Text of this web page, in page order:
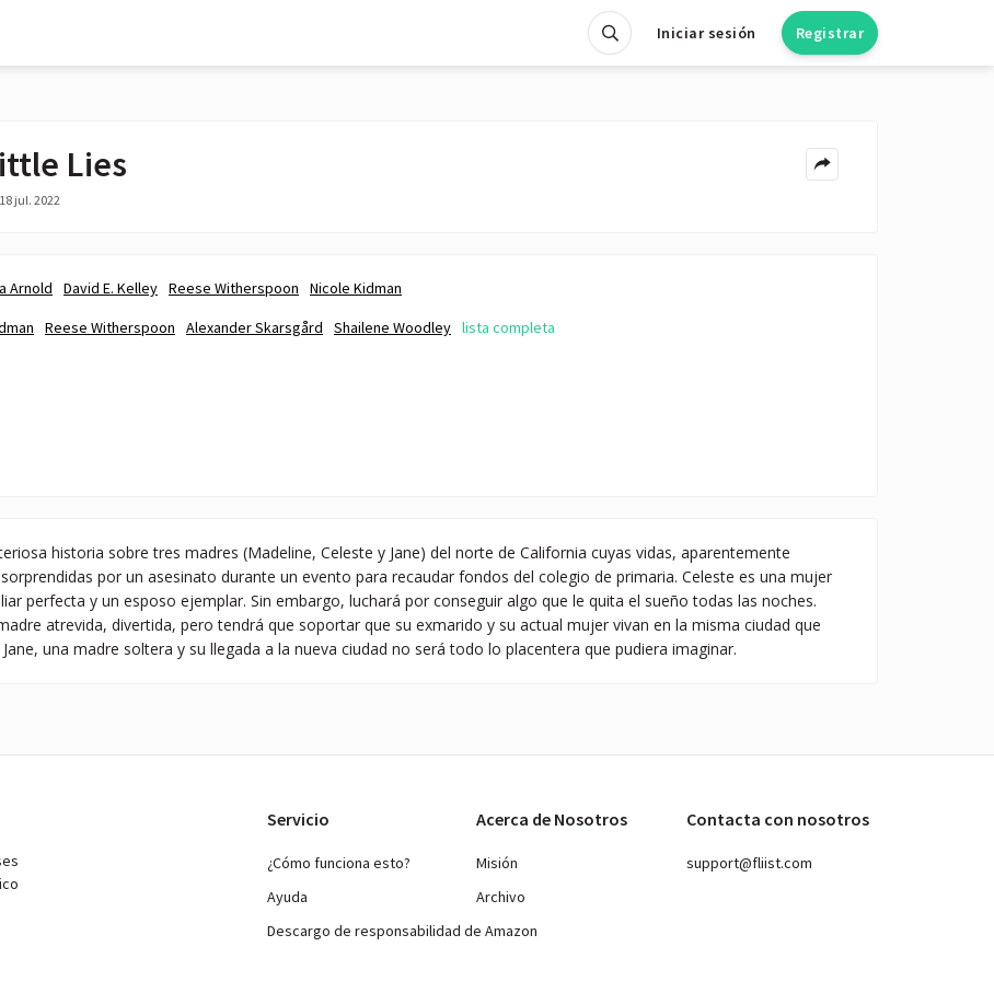
Iniciar sesión Registrar
Lies
jul. 2022
Arnold David E. Kelley Reese Witherspoon
Nicole Kidman
Reese Witherspoon Alexander Skarsgård Shailene Woodley lista completa
historia sobre tres madres (Madeline, Celeste y Jane) del norte de California cuyas vidas, aparentemente
por un asesinato durante un evento para recaudar fondos del colegio de primaria. Celeste es una mujer
perfecta y un esposo ejemplar. Sin embargo, luchará por conseguir algo que le quita el sueño todas las noches.
atrevida, divertida, pero tendrá que soportar que su exmarido y su actual mujer vivan en la misma ciudad que
una madre soltera y su llegada a la nueva ciudad no será todo lo placentera que pudiera imaginar.
Servicio
¿Cómo funciona esto?
Ayuda
Descargo de responsabilidad de Amazon
Acerca de Nosotros
Misión
Archivo
Contacta con nosotros
support@fliist.com